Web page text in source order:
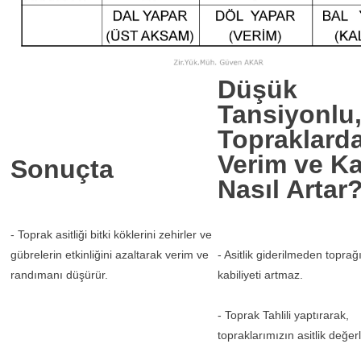
Sonuçta
- Toprak asitliği bitki köklerini zehirler ve
gübrelerin etkinliğini azaltarak verim ve
randımanı düşürür.
Düşük
Verim ve
Nasıl
- Asitlik giderilmeden
kabiliyeti artmaz.
- Toprak Tahlili yaptırarak,
topraklarımızın asitlik